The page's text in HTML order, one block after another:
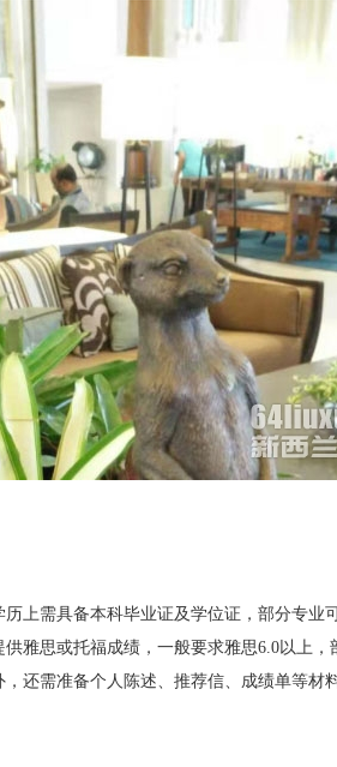
上需具备本科毕业证及学位证，部分专业
雅思或托福成绩，一般要求雅思6.0以上，
还需准备个人陈述、推荐信、成绩单等材